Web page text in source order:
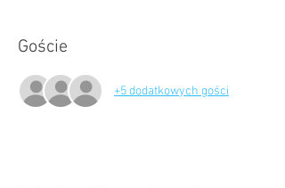
Goście
+5 dodatkowych gości